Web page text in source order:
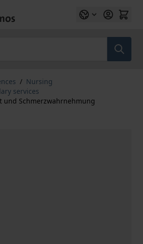
/ Nursing
services
und Schmerzwahrnehmung